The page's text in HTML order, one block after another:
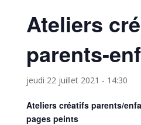
Ateliers
parents-
jeudi 22 juillet 2021 - 14:30
Ateliers créatifs parents/
pages peints